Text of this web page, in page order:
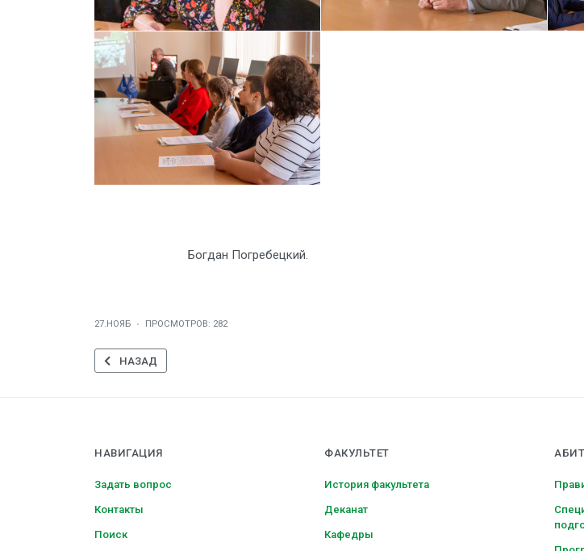
Богдан Погребецкий.
27.НОЯБ ПРОСМОТРОВ: 282
ПРЕДЫДУЩИЙ: О ТАЙНАХ ПРОФЕССИИ АРХЕОЛОГА
НАЗАД
НАВИГАЦИЯ
Задать вопрос
Контакты
Поиск
ФАКУЛЬТЕТ
История факультета
Деканат
Кафедры